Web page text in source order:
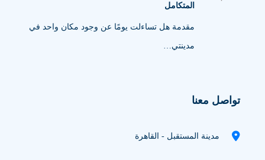
المتكامل
مقدمة هل تساءلت يومًا عن وجود مكان واحد في
مدينتي…
تواصل معنا
مدينة المستقبل - القاهرة